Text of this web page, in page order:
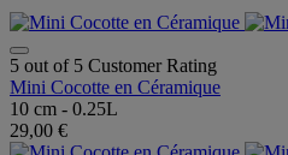
5 out of 5 Customer Rating
Mini Cocotte en Céramique
10 cm - 0.25L
29,00 €